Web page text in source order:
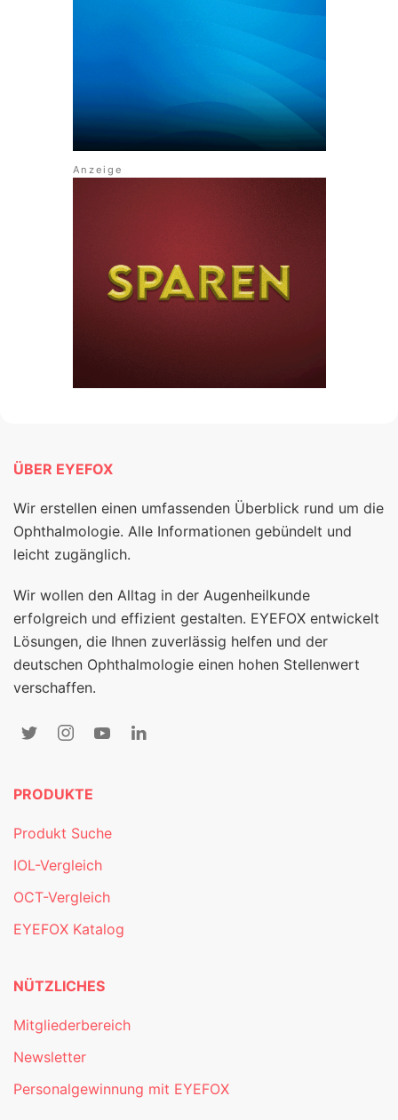
ÜBER EYEFOX
Wir erstellen einen umfassenden Überblick rund um die
Ophthalmologie. Alle Informationen gebündelt und
leicht zugänglich.
Wir wollen den Alltag in der Augenheilkunde
erfolgreich und effizient gestalten. EYEFOX entwickelt
Lösungen, die Ihnen zuverlässig helfen und der
deutschen Ophthalmologie einen hohen Stellenwert
verschaffen.
PRODUKTE
Produkt Suche
IOL-Vergleich
OCT-Vergleich
EYEFOX Katalog
NÜTZLICHES
Mitgliederbereich
Newsletter
Personalgewinnung mit EYEFOX